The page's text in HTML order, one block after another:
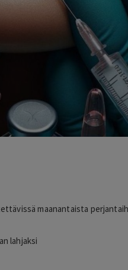
maanantaista
lahjaksi